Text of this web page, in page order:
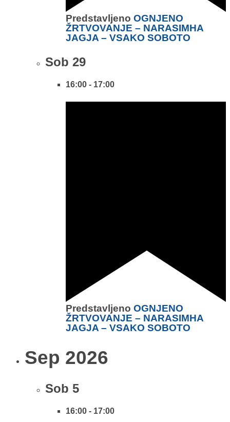
Predstavljeno OGNJENO
ŽRTVOVANJE – NARASIMHA
JAGJA – VSAKO SOBOTO
Sob 29
16:00 - 17:00
Predstavljeno OGNJENO
ŽRTVOVANJE – NARASIMHA
JAGJA – VSAKO SOBOTO
Sep 2026
Sob 5
16:00 - 17:00